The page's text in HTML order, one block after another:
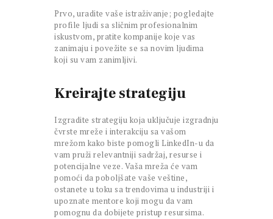
Prvo, uradite vaše istraživanje; pogledajte
profile ljudi sa sličnim profesionalnim
iskustvom, pratite kompanije koje vas
zanimaju i povežite se sa novim ljudima
koji su vam zanimljivi.
Kreirajte strategiju
Izgradite strategiju koja uključuje izgradnju
čvrste mreže i interakciju sa vašom
mrežom kako biste pomogli LinkedIn-u da
vam pruži relevantniji sadržaj, resurse i
potencijalne veze. Vaša mreža će vam
pomoći da poboljšate vaše veštine,
ostanete u toku sa trendovima u industriji i
upoznate mentore koji mogu da vam
pomognu da dobijete pristup resursima.